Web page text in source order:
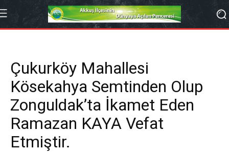
Çukurköy Mahallesi
Kösekahya Semtinden Olup
Zonguldak’ta İkamet Eden
Ramazan KAYA Vefat
Etmiştir.